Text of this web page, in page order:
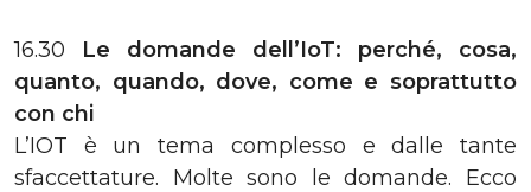
16.30 Le domande dell’IoT: perché, cosa,
quanto, quando, dove, come e soprattutto
con chi
L’IOT è un tema complesso e dalle tante
sfaccettature. Molte sono le domande. Ecco